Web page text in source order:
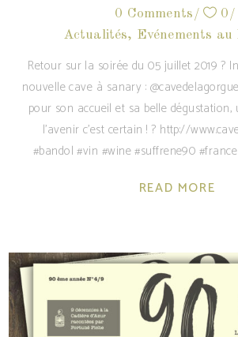
0 Comments
0
Actualités, Evénements au
Retour sur la soirée du 05 juillet 2019 ?
nouvelle cave à sanary :
pour son accueil et sa belle
l'avenir c’est certain ! ? http://
#bandol #vin #wine #suffrene90
READ MORE